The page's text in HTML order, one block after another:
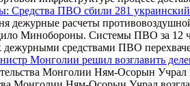
Средства ПВО сбили 281
дежурные расчеты
Минобороны. Системы ПВО за 12
дежурными средствами ПВО
Монголии решил возглавить
Монголии Ням-Осорын Учрал